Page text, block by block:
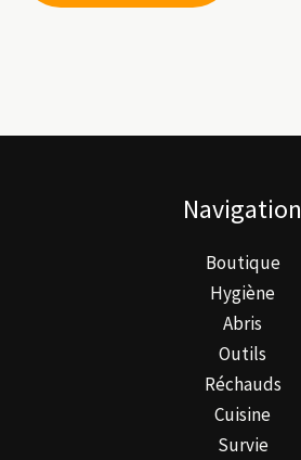
choisies
la
page
du
produit
Navigation
Boutique
Hygiène
Abris
Outils
Réchauds
Cuisine
Survie